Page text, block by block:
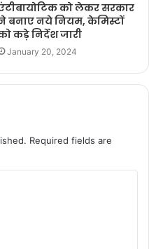
को लेकर सरकार
बनाए नये नियम, केमिस्टों
कड़े निर्देश जारी
January 20, 2024
Required fields are